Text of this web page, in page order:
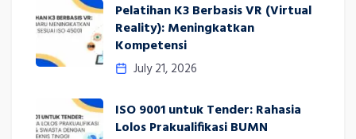
Pelatihan K3 Berbasis VR (Virtual
Reality): Meningkatkan
Kompetensi
July 21, 2026
ISO 9001 untuk Tender: Rahasia
Lolos Prakualifikasi BUMN